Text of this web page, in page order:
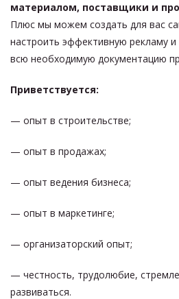
материалом, поставщики и
Плюс мы можем создать для вас
настроить эффективную рекламу
всю необходимую документацию
Приветствуется:
— опыт в строительстве;
— опыт в продажах;
— опыт ведения бизнеса;
— опыт в маркетинге;
— организаторский опыт;
— честность, трудолюбие,
развиваться.